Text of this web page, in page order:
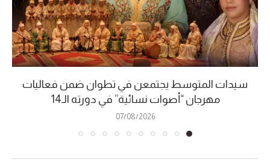
سيدات المتوسط يجتمعن في تطوان ضمن فعاليات
مهرجان “أصوات نسائية” في دورته الـ14
07/08/2026